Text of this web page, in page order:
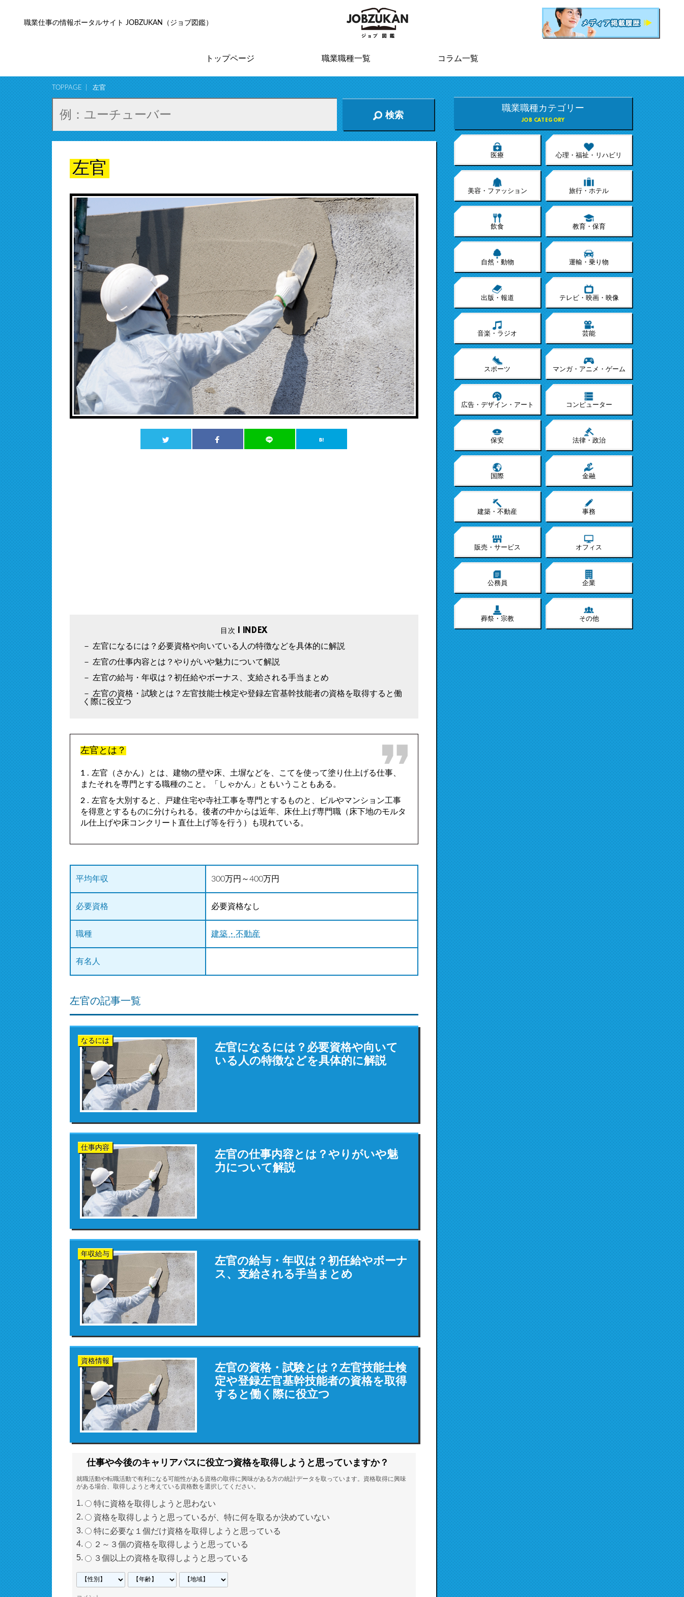
職業仕事の情報ポータルサイト JOBZUKAN（ジョブ図鑑）
トップページ 職業職種一覧 コラム一覧
TOPPAGE 左官
検索
左官
左官になるには？必要資格や向いている人の特徴などを具体的に解説
左官の仕事内容とは？やりがいや魅力について解説
左官の給与・年収は？初任給やボーナス、支給される手当まとめ
左官の資格・試験とは？左官技能士検定や登録左官基幹技能者の資格を取得すると働
く際に役立つ
左官とは？
左官（さかん）とは、建物の壁や床、土塀などを、こてを使って塗り仕上げる仕事、
またそれを専門とする職種のこと。「しゃかん」ともいうこともある。
左官を大別すると、戸建住宅や寺社工事を専門とするものと、ビルやマンション工事
を得意とするものに分けられる。後者の中からは近年、床仕上げ専門職（床下地のモルタ
ル仕上げや床コンクリート直仕上げ等を行う）も現れている。
平均年収 300万円～400万円
必要資格 必要資格なし
職種 建築・不動産
有名人
左官の記事一覧
なるには
左官になるには？必要資格や向いて
いる人の特徴などを具体的に解説
仕事内容
左官の仕事内容とは？やりがいや魅
力について解説
年収給与
左官の給与・年収は？初任給やボーナ
ス、支給される手当まとめ
資格情報
左官の資格・試験とは？左官技能士検
定や登録左官基幹技能者の資格を取得
すると働く際に役立つ
仕事や今後のキャリアパスに役立つ資格を取得しようと思っていますか？
就職活動や転職活動で有利になる可能性がある資格の取得に興味がある方の統計データを取っています。資格取得に興味
がある場合、取得しようと考えている資格数を選択してください。
特に資格を取得しようと思わない
資格を取得しようと思っているが、特に何を取るか決めていない
特に必要な１個だけ資格を取得しようと思っている
２～３個の資格を取得しようと思っている
３個以上の資格を取得しようと思っている
職業職種カテゴリー
JOB CATEGORY
医療 心理・福祉・リハビリ
美容・ファッション 旅行・ホテル
飲食 教育・保育
自然・動物 運輸・乗り物
出版・報道 テレビ・映画・映像
音楽・ラジオ 芸能
スポーツ マンガ・アニメ・ゲーム
広告・デザイン・アート コンピューター
保安 法律・政治
国際 金融
建築・不動産 事務
販売・サービス オフィス
公務員 企業
葬祭・宗教 その他